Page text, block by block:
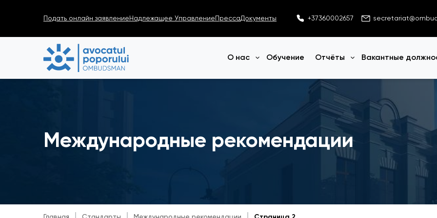
Подать онлайн заявление Надлежащее Управление ПрессаДокументы +37360002657
О нас
Открыть меню
Обучение Отчёты
Открыть меню
Вакантные
Международные рекомендации